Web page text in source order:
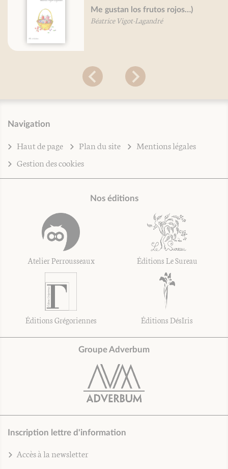
Me gustan los frutos rojos…)
Béatrice Vigot-Lagandré
Navigation
Haut de page Plan du site
Mentions légales
Gestion des cookies
Nos éditions
Atelier Perrousseaux Éditions Le Sureau
Éditions Grégoriennes Éditions DésIris
Groupe Adverbum
Inscription lettre d'information
Accès à la newsletter